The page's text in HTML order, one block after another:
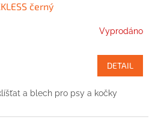
černý
Vyprodáno
DETAIL
a blech pro psy a kočky